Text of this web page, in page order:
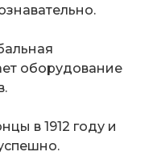
оборудование
в 1912 году и